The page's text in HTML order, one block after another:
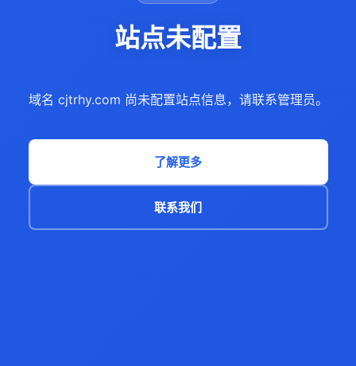
站点未配置
域名 cjtrhy.com 尚未配置站点信息，请联系管理员。
了解更多
联系我们